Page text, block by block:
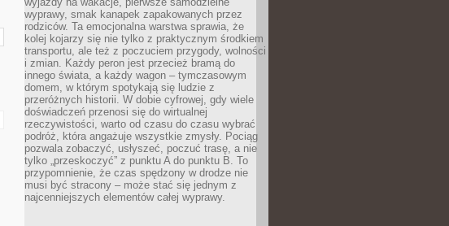
wyprawy, smak kanapek zapakowanych przez
rodziców. Ta emocjonalna warstwa sprawia, że
kolej kojarzy się nie tylko z praktycznym środkiem
transportu, ale też z poczuciem przygody, wolności
i zmian. Każdy peron jest przecież bramą do
innego świata, a każdy wagon – tymczasowym
domem, w którym spotykają się ludzie z
przeróżnych historii. W dobie cyfrowej, gdy wiele
doświadczeń przenosi się do wirtualnej
rzeczywistości, warto od czasu do czasu wybrać
podróż, która angażuje wszystkie zmysły. Pociąg
pozwala zobaczyć, usłyszeć, poczuć trasę, a nie
tylko „przeskoczyć” z punktu A do punktu B. To
przypomnienie, że czas spędzony w drodze nie
musi być stracony – może stać się jednym z
najcenniejszych elementów całej wyprawy.